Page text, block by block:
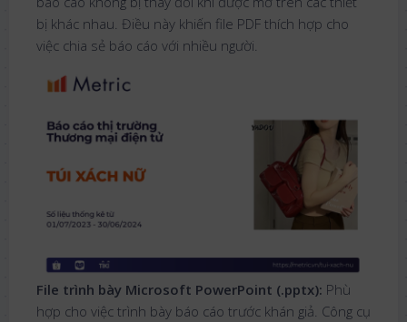
bị khác nhau. Điều này khiến file PDF thích hợp cho
việc chia sẻ báo cáo với nhiều người.
File trình bày Microsoft PowerPoint (.pptx): Phù
hợp cho việc trình bày báo cáo trước khán giả. Công cụ